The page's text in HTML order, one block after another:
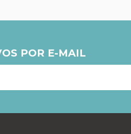
POR E-MAIL